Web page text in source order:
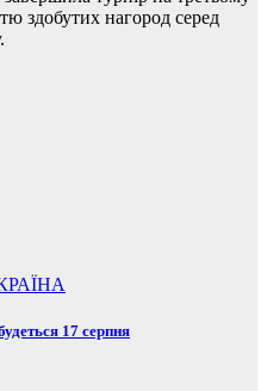
здобутих нагород серед
17 серпня